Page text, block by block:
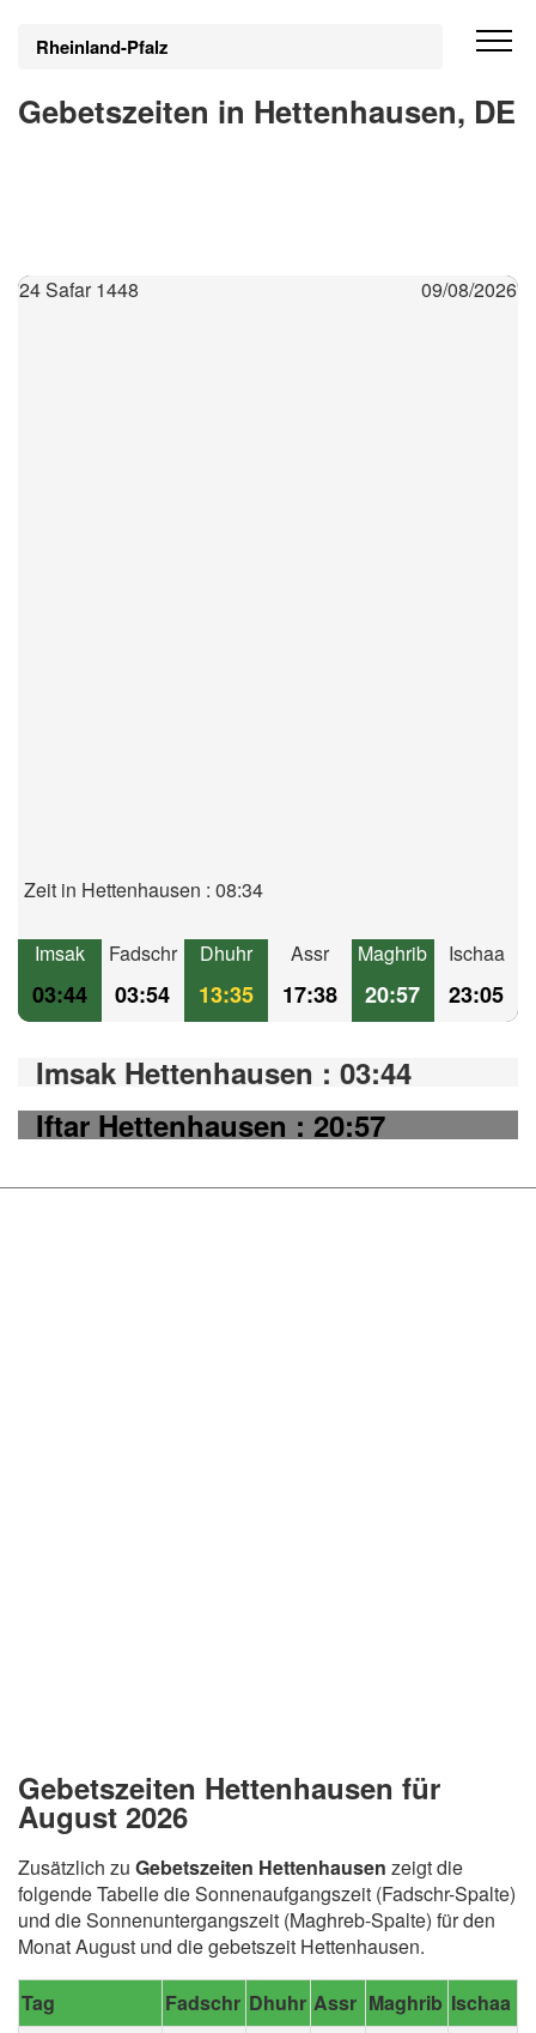
Rheinland-Pfalz
Gebetszeiten in Hettenhausen, DE
24 Safar 1448 09/08/2026
Zeit in Hettenhausen : 08:34
Imsak
03:44
Fadschr
03:54
Dhuhr
13:35
Assr
17:38
Maghrib
20:57
Ischaa
23:05
Imsak Hettenhausen : 03:44
Iftar Hettenhausen : 20:57
Gebetszeiten Hettenhausen für
August 2026
Zusätzlich zu Gebetszeiten Hettenhausen zeigt die
folgende Tabelle die Sonnenaufgangszeit (Fadschr-Spalte)
und die Sonnenuntergangszeit (Maghreb-Spalte) für den
Monat August und die gebetszeit Hettenhausen.
Tag Fadschr Dhuhr Assr Maghrib Ischaa